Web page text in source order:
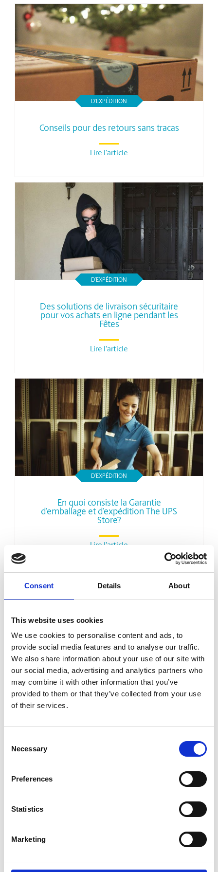
Consent Details About
This website uses cookies
We use cookies to personalise content and ads, to
provide social media features and to analyse our traffic.
We also share information about your use of our site with
our social media, advertising and analytics partners who
may combine it with other information that you’ve
provided to them or that they’ve collected from your use
of their services.
Selection
Necessary
Preferences
Statistics
Marketing
D’EXPÉDITION
Conseils pour des retours sans tracas
Lire l'article
D’EXPÉDITION
Des solutions de livraison sécuritaire
pour vos achats en ligne pendant les
Fêtes
Lire l'article
D’EXPÉDITION
En quoi consiste la Garantie
d’emballage et d’expédition The UPS
Store?
Lire l'article
Nous pouvons vous aider en matière d’impression, de
photocopie, de reliure et de finition de documents. Nous